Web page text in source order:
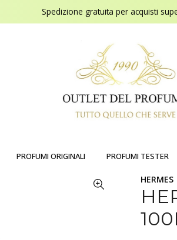
Spedizione gratuita per acquisti
PROFUMI ORIGINALI PROFUMI TESTER
HERMES